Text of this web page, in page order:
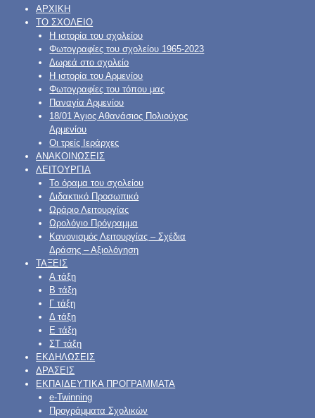
ΑΡΧΙΚΗ
ΤΟ ΣΧΟΛΕΙΟ
Η ιστορία του σχολείου
Φωτογραφίες του σχολείου 1965-2023
Δωρεά στο σχολείο
Η ιστορία του Αρμενίου
Φωτογραφίες του τόπου μας
Παναγία Αρμενίου
18/01 Άγιος Αθανάσιος Πολιούχος
Αρμενίου
Οι τρείς Ιεράρχες
ΑΝΑΚΟΙΝΩΣΕΙΣ
ΛΕΙΤΟΥΡΓΙΑ
Το όραμα του σχολείου
Διδακτικό Προσωπικό
Ωράριο Λειτουργίας
Ωρολόγιο Πρόγραμμα
Κανονισμός Λειτουργίας – Σχέδια
Δράσης – Αξιολόγηση
ΤΑΞΕΙΣ
Α τάξη
Β τάξη
Γ τάξη
Δ τάξη
Ε τάξη
ΣΤ τάξη
ΕΚΔΗΛΩΣΕΙΣ
ΔΡΑΣΕΙΣ
ΕΚΠΑΙΔΕΥΤΙΚΑ ΠΡΟΓΡΑΜΜΑΤΑ
e-Twinning
Προγράμματα Σχολικών